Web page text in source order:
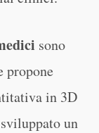
sono
propone
in 3D
un